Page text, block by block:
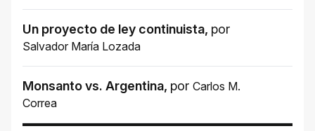
Un proyecto de ley continuista, por
Salvador María Lozada
Monsanto vs. Argentina, por Carlos M.
Correa